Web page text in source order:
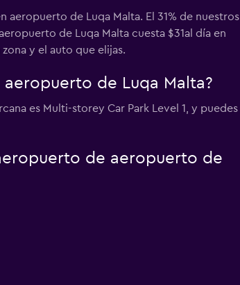
aeropuerto de Luqa Malta. El 31% de nuestros
de Luqa Malta cuesta $31al día en
y el auto que elijas.
de Luqa Malta?
es Multi-storey Car Park Level 1, y puedes
de aeropuerto de